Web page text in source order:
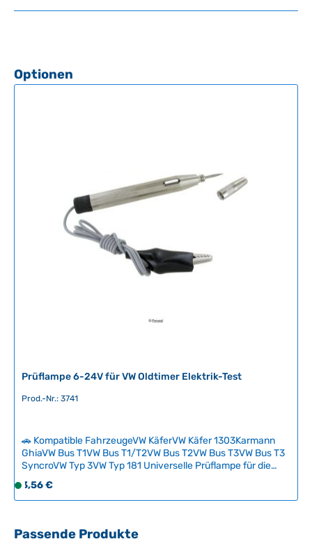
Produktgalerie überspringen
Optionen
Prüflampe 6-24V für VW Oldtimer Elektrik-Test
Prod.-Nr.: 3741
🚗 Kompatible FahrzeugeVW KäferVW Käfer 1303Karmann
GhiaVW Bus T1VW Bus T1/T2VW Bus T2VW Bus T3VW Bus T3
SyncroVW Typ 3VW Typ 181 Universelle Prüflampe für die
Überprüfung von Stromkreisen und elektrischen
Komponenten an klassischen Fahrzeugen. Mit breitem
Spannungsbereich von 6 bis 24V geeignet für alle gängigen
und Diagnosewerkzeug für zuverlässige Elektrik-Kontrollen
Regulärer Preis:
S
o
o
3,56 €
Produktgalerie überspringen
Passende Produkte